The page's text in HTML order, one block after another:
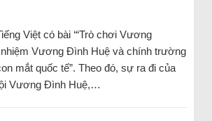
Việt có bài ‘“Trò chơi Vương
nhiệm Vương Đình Huệ và chính trường
mắt quốc tế”. Theo đó, sự ra đi của
Vương Đình Huệ,…